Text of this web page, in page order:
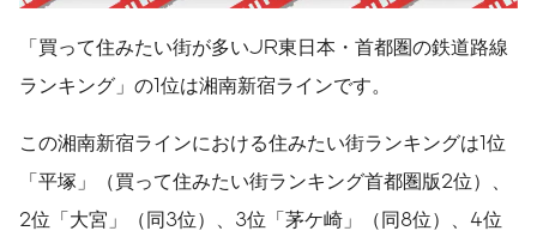
「買って住みたい街が多いJR東日本・首都圏の鉄道路線
ランキング」の1位は湘南新宿ラインです。
この湘南新宿ラインにおける住みたい街ランキングは1位
「平塚」（買って住みたい街ランキング首都圏版2位）、
2位「大宮」（同3位）、3位「茅ケ崎」（同8位）、4位